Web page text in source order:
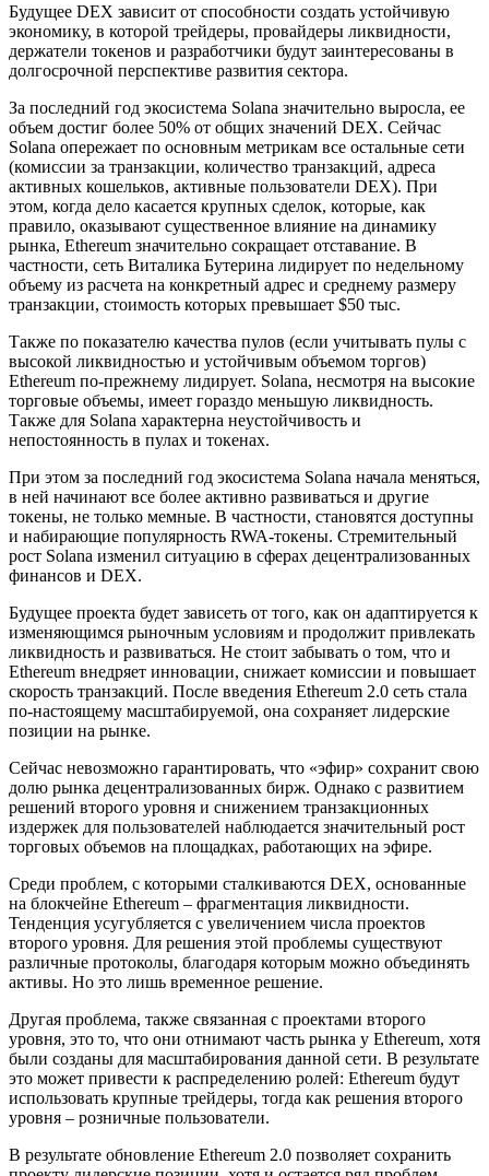
Будущее DEX зависит от способности создать устойчивую
экономику, в которой трейдеры, провайдеры ликвидности,
держатели токенов и разработчики будут заинтересованы в
долгосрочной перспективе развития сектора.
За последний год экосистема Solana значительно выросла, ее
объем достиг более 50% от общих значений DEX. Сейчас
Solana опережает по основным метрикам все остальные сети
(комиссии за транзакции, количество транзакций, адреса
активных кошельков, активные пользователи DEX). При
этом, когда дело касается крупных сделок, которые, как
правило, оказывают существенное влияние на динамику
рынка, Ethereum значительно сокращает отставание. В
частности, сеть Виталика Бутерина лидирует по недельному
объему из расчета на конкретный адрес и среднему размеру
транзакции, стоимость которых превышает $50 тыс.
Также по показателю качества пулов (если учитывать пулы с
высокой ликвидностью и устойчивым объемом торгов)
Ethereum по-прежнему лидирует. Solana, несмотря на высокие
торговые объемы, имеет гораздо меньшую ликвидность.
Также для Solana характерна неустойчивость и
непостоянность в пулах и токенах.
При этом за последний год экосистема Solana начала меняться,
в ней начинают все более активно развиваться и другие
токены, не только мемные. В частности, становятся доступны
и набирающие популярность RWA-токены. Стремительный
рост Solana изменил ситуацию в сферах децентрализованных
финансов и DEX.
Будущее проекта будет зависеть от того, как он адаптируется к
изменяющимся рыночным условиям и продолжит привлекать
ликвидность и развиваться. Не стоит забывать о том, что и
Ethereum внедряет инновации, снижает комиссии и повышает
скорость транзакций. После введения Ethereum 2.0 сеть стала
по-настоящему масштабируемой, она сохраняет лидерские
позиции на рынке.
Сейчас невозможно гарантировать, что «эфир» сохранит свою
долю рынка децентрализованных бирж. Однако с развитием
решений второго уровня и снижением транзакционных
издержек для пользователей наблюдается значительный рост
торговых объемов на площадках, работающих на эфире.
Среди проблем, с которыми сталкиваются DEX, основанные
на блокчейне Ethereum – фрагментация ликвидности.
Тенденция усугубляется с увеличением числа проектов
второго уровня. Для решения этой проблемы существуют
различные протоколы, благодаря которым можно объединять
активы. Но это лишь временное решение.
Другая проблема, также связанная с проектами второго
уровня, это то, что они отнимают часть рынка у Ethereum, хотя
были созданы для масштабирования данной сети. В результате
это может привести к распределению ролей: Ethereum будут
использовать крупные трейдеры, тогда как решения второго
уровня – розничные пользователи.
В результате обновление Ethereum 2.0 позволяет сохранить